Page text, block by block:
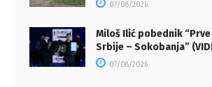
07/08/2026
Miloš Ilić pobednik
Srbije – Sokobanja”
07/08/2026